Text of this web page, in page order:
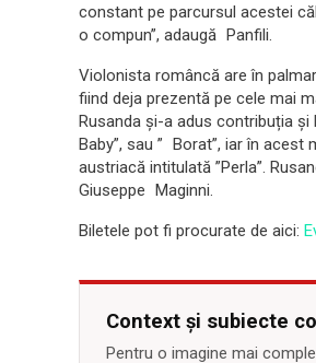
constant pe parcursul acestei
o compun”, adaugă Panfili.
Violonista româncă are în
fiind deja prezentă pe cele mai
Rusanda și-a adus contribuția și
Baby”, sau ” Borat”, iar în
austriacă intitulată ”Perla”.
Giuseppe Maginni.
Biletele pot fi procurate de aici:
Context și subiecte
Pentru o imagine mai